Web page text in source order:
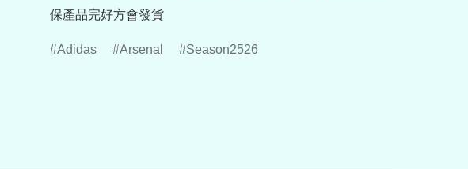
保產品完好方會發貨
Adidas Arsenal Season2526